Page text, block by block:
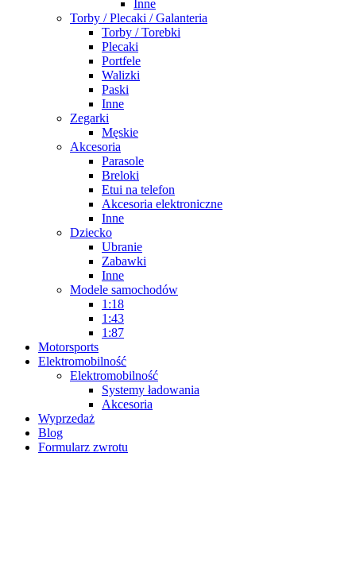
Inne
Torby / Plecaki / Galanteria
Torby / Torebki
Plecaki
Portfele
Walizki
Paski
Inne
Zegarki
Męskie
Akcesoria
Parasole
Breloki
Etui na telefon
Akcesoria elektroniczne
Inne
Dziecko
Ubranie
Zabawki
Inne
Modele samochodów
1:18
1:43
1:87
Motorsports
Elektromobilność
Elektromobilność
Systemy ładowania
Akcesoria
Wyprzedaż
Blog
Formularz zwrotu